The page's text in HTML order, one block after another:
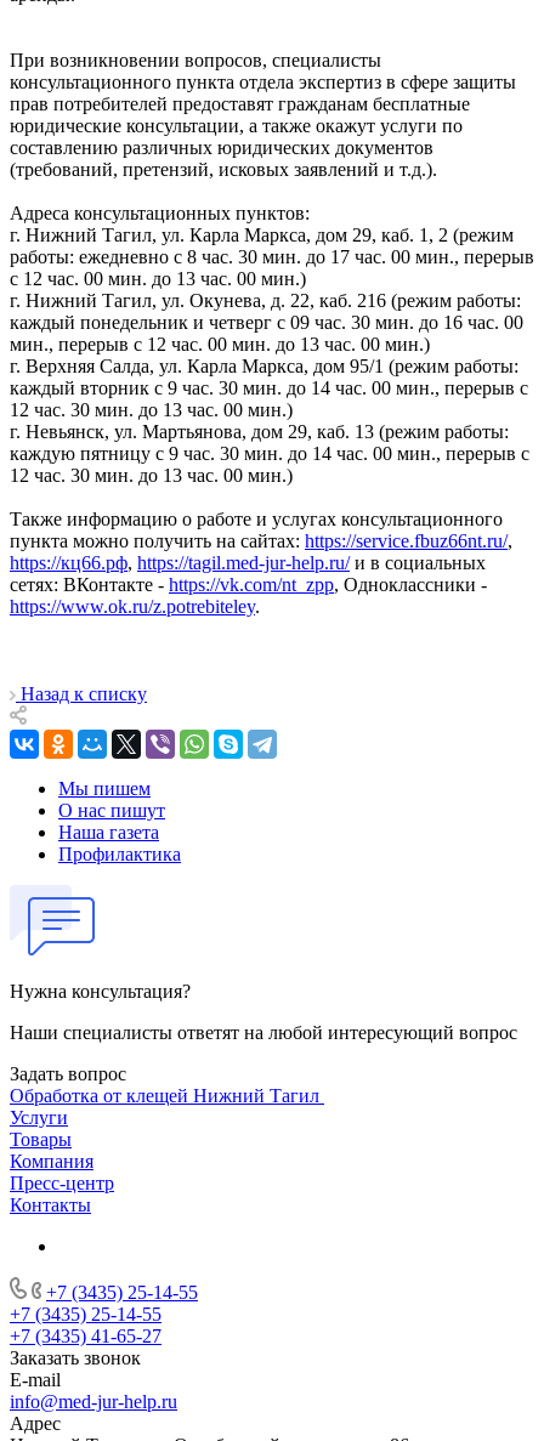
При возникновении вопросов, специалисты
консультационного пункта отдела экспертиз в сфере защиты
прав потребителей предоставят гражданам бесплатные
юридические консультации, а также окажут услуги по
составлению различных юридических документов
(требований, претензий, исковых заявлений и т.д.).
Адреса консультационных пунктов:
г. Нижний Тагил, ул. Карла Маркса, дом 29, каб. 1, 2 (режим
работы: ежедневно с 8 час. 30 мин. до 17 час. 00 мин., перерыв
с 12 час. 00 мин. до 13 час. 00 мин.)
г. Нижний Тагил, ул. Окунева, д. 22, каб. 216 (режим работы:
каждый понедельник и четверг с 09 час. 30 мин. до 16 час. 00
мин., перерыв с 12 час. 00 мин. до 13 час. 00 мин.)
г. Верхняя Салда, ул. Карла Маркса, дом 95/1 (режим работы:
каждый вторник с 9 час. 30 мин. до 14 час. 00 мин., перерыв с
12 час. 30 мин. до 13 час. 00 мин.)
г. Невьянск, ул. Мартьянова, дом 29, каб. 13 (режим работы:
каждую пятницу с 9 час. 30 мин. до 14 час. 00 мин., перерыв с
12 час. 30 мин. до 13 час. 00 мин.)
Также информацию о работе и услугах консультационного
пункта можно получить на сайтах: https://service.fbuz66nt.ru/,
https://кц66.рф, https://tagil.med-jur-help.ru/и в социальных
сетях: ВКонтакте - https://vk.com/nt_zpp, Одноклассники -
https://www.ok.ru/z.potrebiteley.
Назад к списку
Мы пишем
О нас пишут
Наша газета
Профилактика
Нужна консультация?
Наши специалисты ответят на любой интересующий вопрос
Задать вопрос
Обработка от клещей Нижний Тагил
Услуги
Товары
Компания
Пресс-центр
Контакты
+7 (3435) 25-14-55
+7 (3435) 25-14-55
+7 (3435) 41-65-27
Заказать звонок
E-mail
info@med-jur-help.ru
Адрес